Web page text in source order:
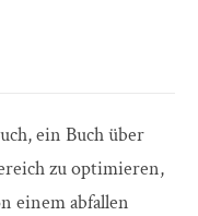
ein Buch über
zu optimieren,
einem abfallen